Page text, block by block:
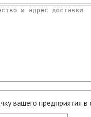
вашего предприятия